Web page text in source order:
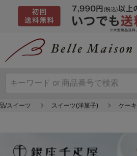
/スイーツ スイーツ(洋菓子) ケーキ